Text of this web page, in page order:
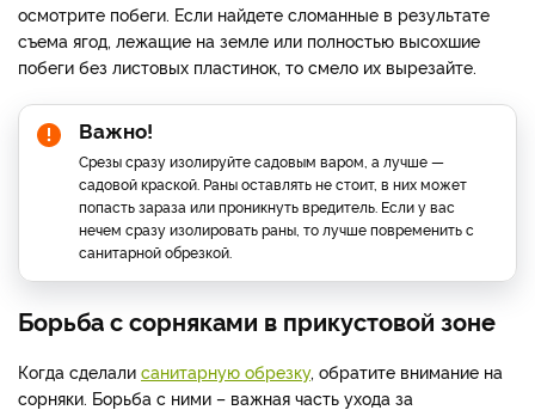
осмотрите побеги. Если найдете сломанные в результате
съема ягод, лежащие на земле или полностью высохшие
побеги без листовых пластинок, то смело их вырезайте.
Важно!
Срезы сразу изолируйте садовым варом, а лучше —
садовой краской. Раны оставлять не стоит, в них может
попасть зараза или проникнуть вредитель. Если у вас
нечем сразу изолировать раны, то лучше повременить с
санитарной обрезкой.
Борьба с сорняками в прикустовой зоне
Когда сделали санитарную обрезку, обратите внимание на
сорняки. Борьба с ними – важная часть ухода за